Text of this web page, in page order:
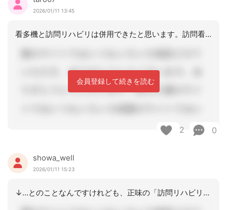
2026/01/11 13:45
看多機と訪問リハビリは併用できたと思います。訪問看護からのリハビリは勿論不可です
会員登録して続きを読む
2 0
showa_well
2026/01/11 15:23
↓…とのことなんですけれども、正味の「訪問リハビリテーション」※なら、在宅時に限